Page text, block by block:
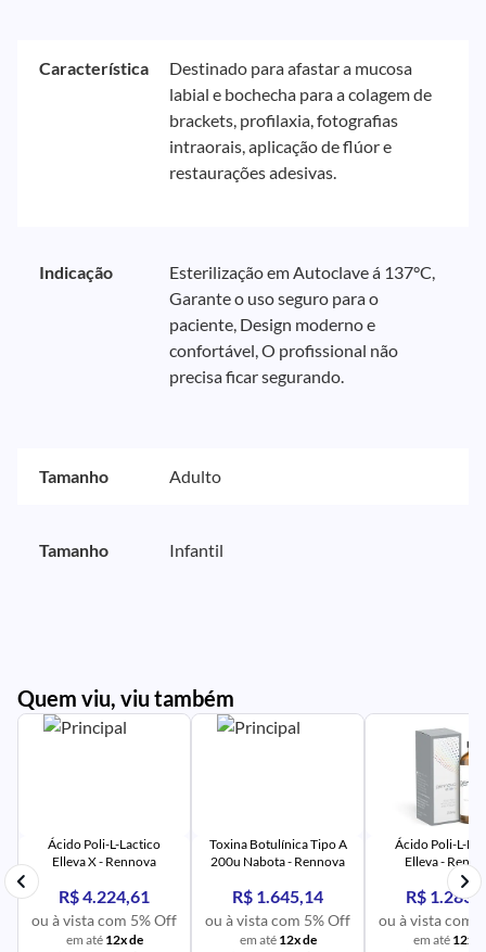
Característica
Destinado para afastar a mucosa
labial e bochecha para a colagem de
brackets, profilaxia, fotografias
intraorais, aplicação de flúor e
restaurações adesivas.
Indicação
Esterilização em Autoclave á 137°C,
Garante o uso seguro para o
paciente, Design moderno e
confortável, O profissional não
precisa ficar segurando.
Tamanho Adulto
Tamanho Infantil
Quem viu, viu também
Ácido Poli-L-Lactico
Elleva X - Rennova
R$ 4.224,61
ou à vista com 5% Off
em até 12x de
Toxina Botulínica Tipo A
200u Nabota - Rennova
R$ 1.645,14
ou à vista com 5% Off
em até 12x de
UR
Ácido Poli-L-
Elleva -
R$
ou à vista com
em até 12x